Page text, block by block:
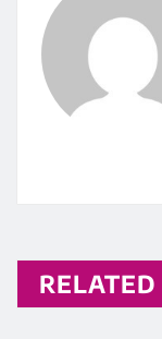
RELATED